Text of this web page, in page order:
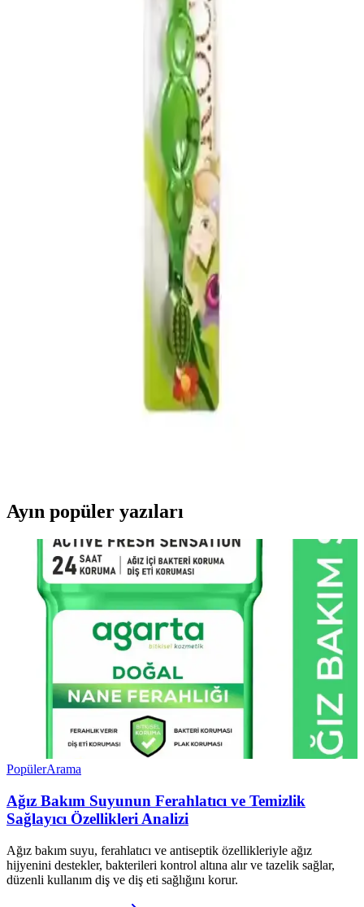
Sağlığa zararlı kimyasallar içermeyen su bazlı çocuk ojeleri, kolay
çıkarılabilir özellikleriyle ebeveynlerin ve çocukların tercih ettiği
Kulaktan Ateş Ölçer Seçerken Dikkat Edilmesi
Gerekenler ve En İyi Modeller
Doğru ve güvenilir kulaktan ateş ölçer seçimi için önemli ipuçları,
modeller ve kullanım önerileri ile sağlığınızı koruyun.
Çocuk Telsizi Nedir ve Güvenli Kullanım İçin Nelere
Çocuk telsizi, güvenli iletişim ve takip sağlayan pratik cihazlar olup,
farklı modeller ve özelliklerle ebeveynlerin ve çocukların
ihtiyaçlarına uygun çözümler sunar.
Güvenli ve Eğlenceli Çocuk Makyaj Setleri
Hakkında Bilmeniz Gerekenler
Çocuklar için tasarlanmış makyaj setleri, güvenlik ve eğlenceyi bir
arada sunar. Toksik olmayan içeriklere sahip, dayanıklı ve kullanımı
kolay ürünler ebeveynlerin tercihidir.
R.O.C.S. Kids Çocuk Diş Fırçası 3-7 Yaş İçin
Güvenli ve Eğlenceli Temizlik Aracı
Ayın popüler yazıları
PopülerArama
Ağız Bakım Suyunun Ferahlatıcı ve Temizlik
Sağlayıcı Özellikleri Analizi
Ağız bakım suyu, ferahlatıcı ve antiseptik özellikleriyle ağız
hijyenini destekler, bakterileri kontrol altına alır ve tazelik sağlar,
düzenli kullanım diş ve diş eti sağlığını korur.